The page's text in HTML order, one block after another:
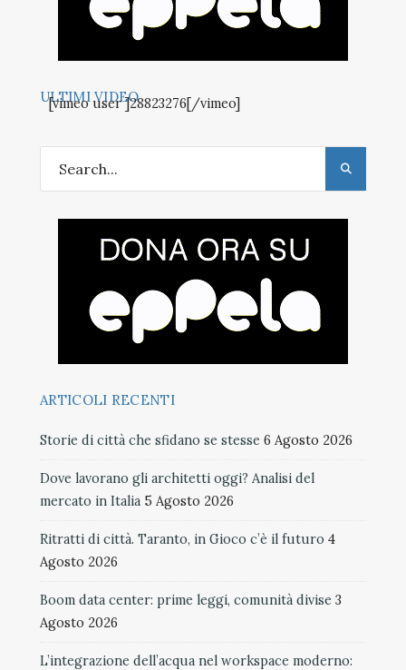
ULTIMI VIDEO
[vimeo user ]28823276[/vimeo]
ARTICOLI RECENTI
Storie di città che sfidano se stesse 6 Agosto 2026
Dove lavorano gli architetti oggi? Analisi del
mercato in Italia 5 Agosto 2026
Ritratti di città. Taranto, in Gioco c’è il futuro 4
Agosto 2026
Boom data center: prime leggi, comunità divise 3
Agosto 2026
L’integrazione dell’acqua nel workspace moderno: